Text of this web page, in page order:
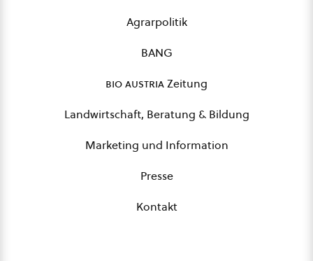
Agrarpolitik
BANG
bio austriaZeitung
Landwirtschaft, Beratung & Bildung
Marketing und Information
Presse
Kontakt